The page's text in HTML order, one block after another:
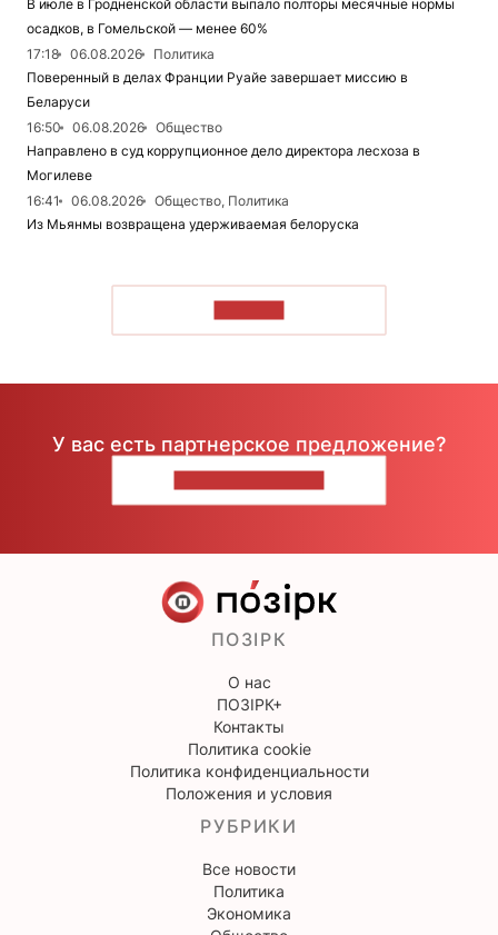
В июле в Гродненской области выпало полторы месячные нормы
осадков, в Гомельской — менее 60%
17:18
06.08.2026
Политика
Поверенный в делах Франции Руайе завершает миссию в
Беларуси
16:50
06.08.2026
Общество
Направлено в суд коррупционное дело директора лесхоза в
Могилеве
16:41
06.08.2026
Общество, Политика
Из Мьянмы возвращена удерживаемая белоруска
У вас есть партнерское предложение?
ПОЗІРК
О нас
ПОЗІРК+
Контакты
Политика cookie
Политика конфиденциальности
Положения и условия
РУБРИКИ
Все новости
Политика
Экономика